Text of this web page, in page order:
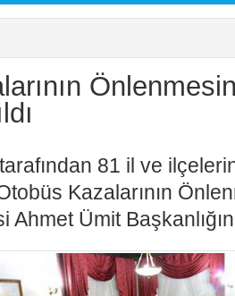
81 il ve
Kazalarının
Ahmet Ümit